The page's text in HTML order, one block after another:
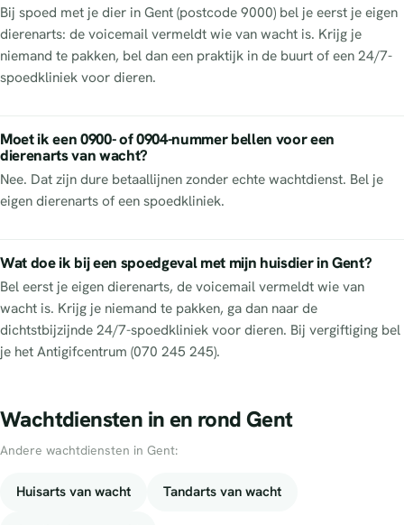
Bij spoed met je dier in Gent (postcode 9000) bel je eerst je eigen
dierenarts: de voicemail vermeldt wie van wacht is. Krijg je
niemand te pakken, bel dan een praktijk in de buurt of een 24/7-
spoedkliniek voor dieren.
Moet ik een 0900- of 0904-nummer bellen voor een
dierenarts van wacht?
Nee. Dat zijn dure betaallijnen zonder echte wachtdienst. Bel je
eigen dierenarts of een spoedkliniek.
Wat doe ik bij een spoedgeval met mijn huisdier in Gent?
Bel eerst je eigen dierenarts, de voicemail vermeldt wie van
wacht is. Krijg je niemand te pakken, ga dan naar de
dichtstbijzijnde 24/7-spoedkliniek voor dieren. Bij vergiftiging bel
je het Antigifcentrum (070 245 245).
Wachtdiensten in en rond Gent
Andere wachtdiensten in Gent:
Huisarts van wacht Tandarts van wacht